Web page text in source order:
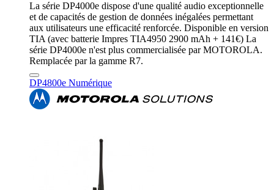
La série DP4000e dispose d'une qualité audio exceptionnelle
et de capacités de gestion de données inégalées permettant
aux utilisateurs une efficacité renforcée. Disponible en version
TIA (avec batterie Impres TIA4950 2900 mAh + 141€) La
série DP4000e n'est plus commercialisée par MOTOROLA.
Remplacée par la gamme R7.
DP4800e Numérique